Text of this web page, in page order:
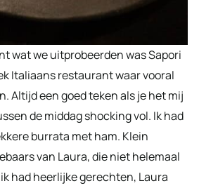
wat we uitprobeerden was Sapori
Italiaans restaurant waar vooral
Altijd een goed teken als je het mij
de middag shocking vol. Ik had
burrata met ham. Klein
van Laura, die niet helemaal
had heerlijke gerechten, Laura